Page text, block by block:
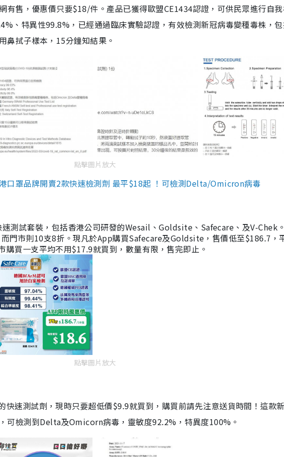
有售，優惠價只要$18/件。產品已獲得歐盟CE1434認證，可供民眾進行自
、特異性99.8%，已經通過臨床實驗認證，有效檢測新冠病毒變種毒株，
拭子樣本，15分鐘知結果。
點擊圖片放大
口罩品牌開賣2款快速檢測劑 最平$18起 ！可檢測Delta/Omicron病毒
測試套裝，包括香港公司研發的Wesail、Goldsite、Safecare、及V-Chek
門市則10支8折。現凡於App購買Safecare及Goldsite，售價低至$186.7，
購買一支平均不用$17.9就買到，數量有限，售完即止。
點擊圖片放大
速測試劑，現時只要超低價$9.9就買到，購買前請先注意送貨時間！這款
可檢測到Delta及Omicorn病毒，靈敏度92.2%，特異度100%。